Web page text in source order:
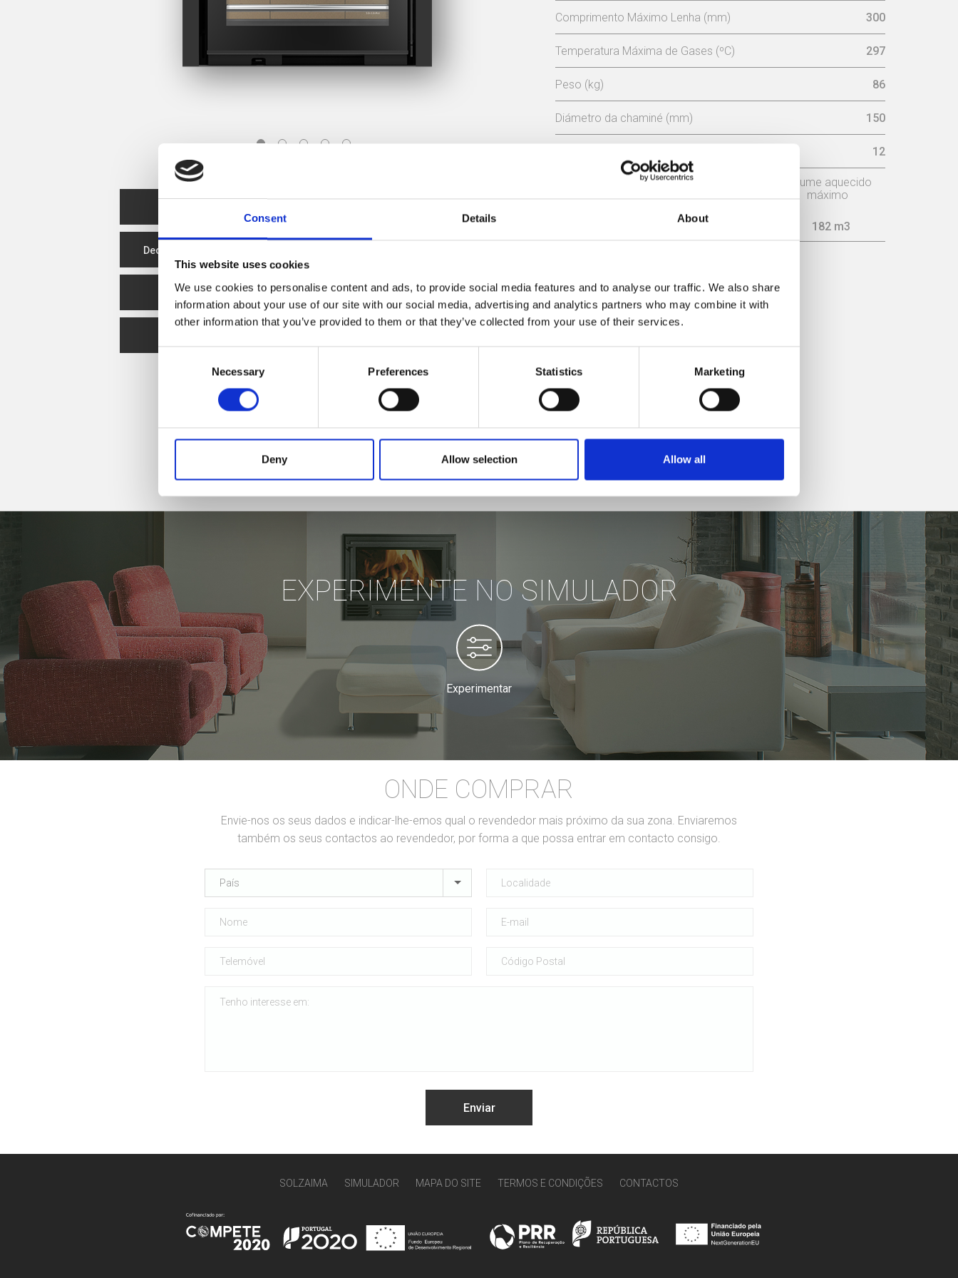
Consent Details About
This website uses cookies
We use cookies to personalise content and ads, to provide social media features and to analyse our traffic. We also share
information about your use of our site with our social media, advertising and analytics partners who may combine it with
other information that you’ve provided to them or that they’ve collected from your use of their services.
Consent
Necessary Preferences Statistics Marketing
Deny Allow selection Allow all
Declaração de desempenho
Eficiência Energética Certificado Ecodesign
Comprimento Máximo Lenha (mm) 300
Temperatura Máxima de Gases (ºC) 297
Peso (kg) 86
Diámetro da chaminé (mm) 150
12
2,4 kg/h
Volume aquecido
máximo
182 m3
CLASSE DE EFICIÊNCIA
EXPERIMENTE NO SIMULADOR
Experimentar
ONDE COMPRAR
Envie-nos os seus dados e indicar-lhe-emos qual o revendedor mais próximo da sua zona. Enviaremos
também os seus contactos ao revendedor, por forma a que possa entrar em contacto consigo.
País
SOLZAIMA SIMULADOR MAPA DO SITE TERMOS E CONDIÇÕES CONTACTOS